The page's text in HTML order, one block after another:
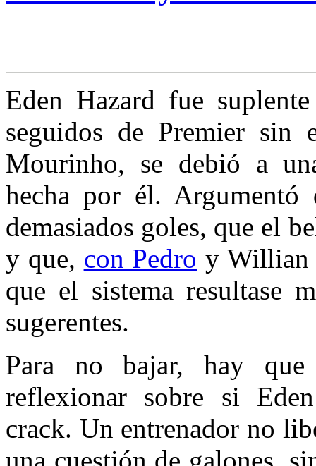
Eden Hazard fue
seguidos de Premier sin
Mourinho, se debió a
hecha por él. Argumentó
demasiados goles, que el
y que, con Pedro y Willian
que el sistema resultase
sugerentes.
Para no bajar, hay que
reflexionar sobre si
crack. Un entrenador no
una cuestión de galones,